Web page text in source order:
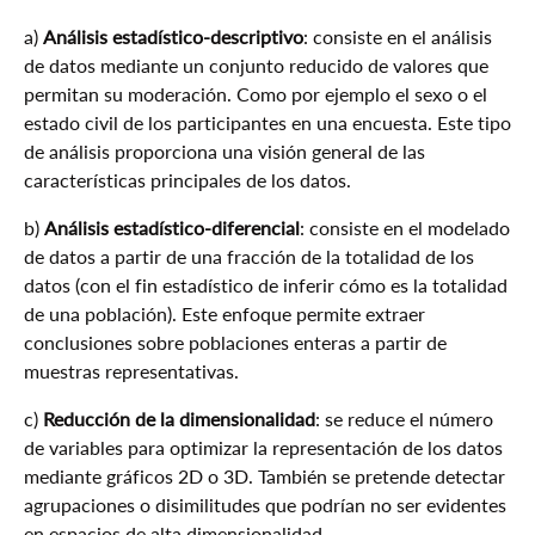
a) Análisis estadístico-descriptivo: consiste en el análisis
de datos mediante un conjunto reducido de valores que
permitan su moderación. Como por ejemplo el sexo o el
estado civil de los participantes en una encuesta. Este tipo
de análisis proporciona una visión general de las
características principales de los datos.
b) Análisis estadístico-diferencial: consiste en el modelado
de datos a partir de una fracción de la totalidad de los
datos (con el fin estadístico de inferir cómo es la totalidad
de una población). Este enfoque permite extraer
conclusiones sobre poblaciones enteras a partir de
muestras representativas.
c) Reducción de la dimensionalidad: se reduce el número
de variables para optimizar la representación de los datos
mediante gráficos 2D o 3D. También se pretende detectar
agrupaciones o disimilitudes que podrían no ser evidentes